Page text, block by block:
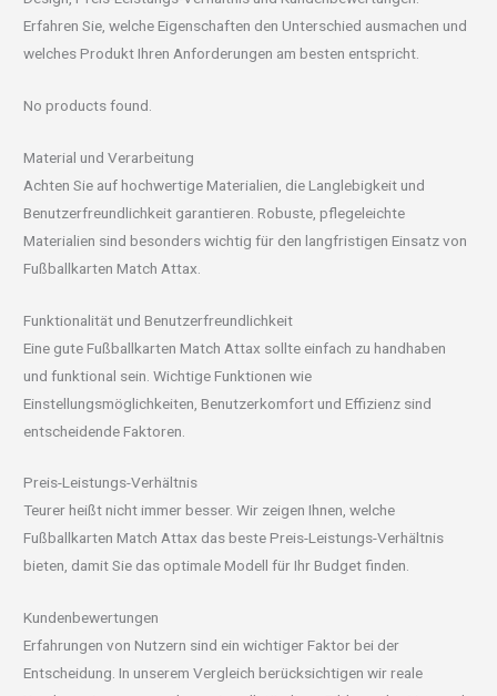
Erfahren Sie, welche Eigenschaften den Unterschied ausmachen und
welches Produkt Ihren Anforderungen am besten entspricht.
No products found.
Material und Verarbeitung
Achten Sie auf hochwertige Materialien, die Langlebigkeit und
Benutzerfreundlichkeit garantieren. Robuste, pflegeleichte
Materialien sind besonders wichtig für den langfristigen Einsatz von
Fußballkarten Match Attax.
Funktionalität und Benutzerfreundlichkeit
Eine gute Fußballkarten Match Attax sollte einfach zu handhaben
und funktional sein. Wichtige Funktionen wie
Einstellungsmöglichkeiten, Benutzerkomfort und Effizienz sind
entscheidende Faktoren.
Preis-Leistungs-Verhältnis
Teurer heißt nicht immer besser. Wir zeigen Ihnen, welche
Fußballkarten Match Attax das beste Preis-Leistungs-Verhältnis
bieten, damit Sie das optimale Modell für Ihr Budget finden.
Kundenbewertungen
Erfahrungen von Nutzern sind ein wichtiger Faktor bei der
Entscheidung. In unserem Vergleich berücksichtigen wir reale